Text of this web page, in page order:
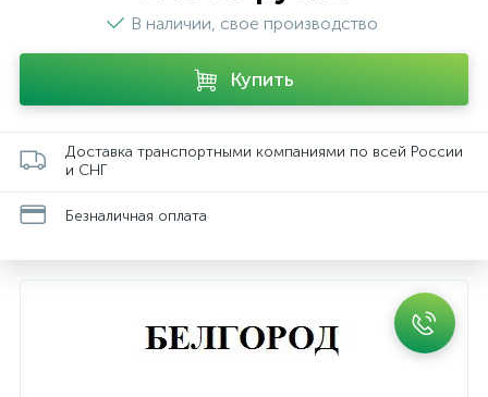
В наличии, свое производство
Купить
Доставка транспортными компаниями по всей России
и СНГ
Безналичная оплата